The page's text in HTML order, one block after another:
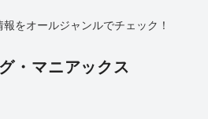
をオールジャンルでチェック！
・マニアックス